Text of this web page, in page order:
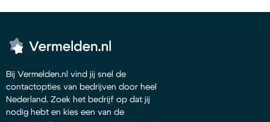
Bij Vermelden.nl vind jij snel de
contactopties van bedrijven door heel
Nederland. Zoek het bedrijf op dat jij
nodig hebt en kies een van de